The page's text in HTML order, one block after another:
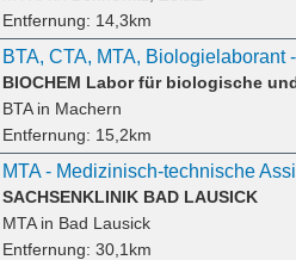
Entfernung: 14,3km
BTAin Machern
Entfernung: 15,2km
MTA - Medizinisch-technische
SACHSENKLINIK BAD LAUSICK
MTAin Bad Lausick
Entfernung: 30,1km